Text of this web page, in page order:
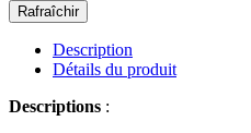
Description
Détails du produit
Descriptions :